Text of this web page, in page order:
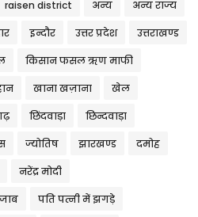
raisen district अन्य अन्य राज्य
इन्दौर उत्तर प्रदेश उत्तराखण्ड
किसान फसल ऋण माफी
खाना खज़ाना खेल
छिंदवाड़ा छिन्दवाड़ा
ज्योतिष झारखण्ड दमोह
नरेंद्र मोदी
पति पत्नी में झगड़े